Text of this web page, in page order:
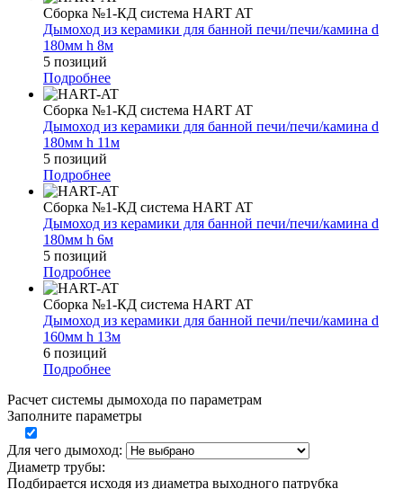
Сборка №1-КД система HART AT
Дымоход из керамики для банной печи/печи/камина d
180мм h 8м
5 позиций
Подробнее
Сборка №1-КД система HART AT
Дымоход из керамики для банной печи/печи/камина d
180мм h 11м
5 позиций
Подробнее
Сборка №1-КД система HART AT
Дымоход из керамики для банной печи/печи/камина d
180мм h 6м
5 позиций
Подробнее
Сборка №1-КД система HART AT
Дымоход из керамики для банной печи/печи/камина d
160мм h 13м
6 позиций
Подробнее
Расчет системы дымохода по параметрам
Заполните параметры
Для чего дымоход:
Диаметр трубы:
Подбирается исходя из диаметра выходного патрубка